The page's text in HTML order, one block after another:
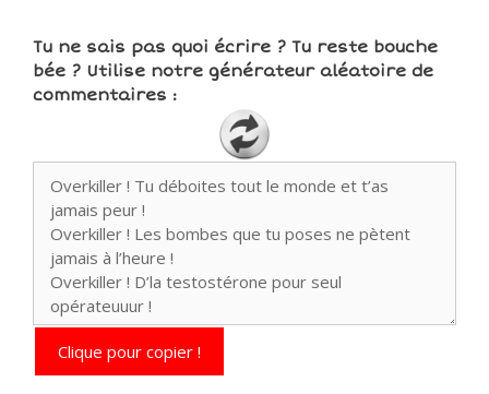
Tu ne sais pas quoi écrire ? Tu reste bouche
bée ? Utilise notre générateur aléatoire de
commentaires :
Clique pour copier !